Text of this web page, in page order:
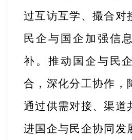
过互访互学、撮合对
民企与国企加强信
补。推动国企与民
合，深化分工协作，
通过供需对接、渠道
进国企与民企协同发